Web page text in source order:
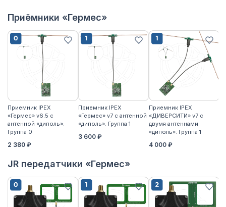
Приёмники «Гермес»
Приемник IPEX
«Гермес» v6.5 с
антенной «диполь».
Группа 0
2 380 ₽
Приемник IPEX
«Гермес» v7 с антенной
«диполь». Группа 1
3 600 ₽
Приемник IPEX
«ДИВЕРСИТИ» v7 с
двумя антеннами
«диполь». Группа 1
4 000 ₽
JR передатчики «Гермес»